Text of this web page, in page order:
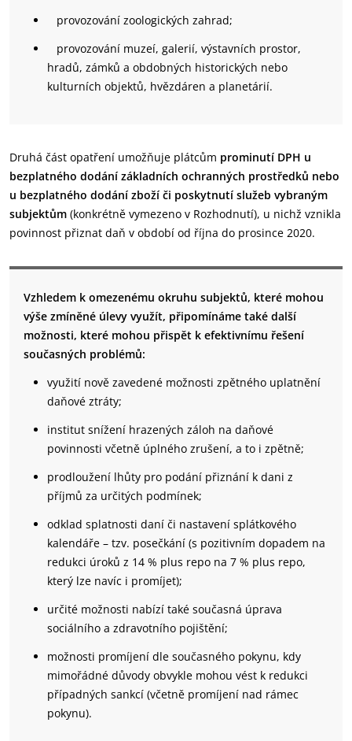
provozování zoologických zahrad;
provozování muzeí, galerií, výstavních prostor,
hradů, zámků a obdobných historických nebo
kulturních objektů, hvězdáren a planetárií.
Druhá část opatření umožňuje plátcům prominutí DPH u
bezplatného dodání základních ochranných prostředků nebo
u bezplatného dodání zboží či poskytnutí služeb vybraným
subjektům (konkrétně vymezeno v Rozhodnutí), u nichž vznikla
povinnost přiznat daň v období od října do prosince 2020.
Vzhledem k omezenému okruhu subjektů, které mohou
výše zmíněné úlevy využít, připomínáme také další
možnosti, které mohou přispět k efektivnímu řešení
současných problémů:
využití nově zavedené možnosti zpětného uplatnění
daňové ztráty;
institut snížení hrazených záloh na daňové
povinnosti včetně úplného zrušení, a to i zpětně;
prodloužení lhůty pro podání přiznání k dani z
příjmů za určitých podmínek;
odklad splatnosti daní či nastavení splátkového
kalendáře – tzv. posečkání (s pozitivním dopadem na
redukci úroků z 14 % plus repo na 7 % plus repo,
který lze navíc i promíjet);
určité možnosti nabízí také současná úprava
sociálního a zdravotního pojištění;
možnosti promíjení dle současného pokynu, kdy
mimořádné důvody obvykle mohou vést k redukci
případných sankcí (včetně promíjení nad rámec
pokynu).